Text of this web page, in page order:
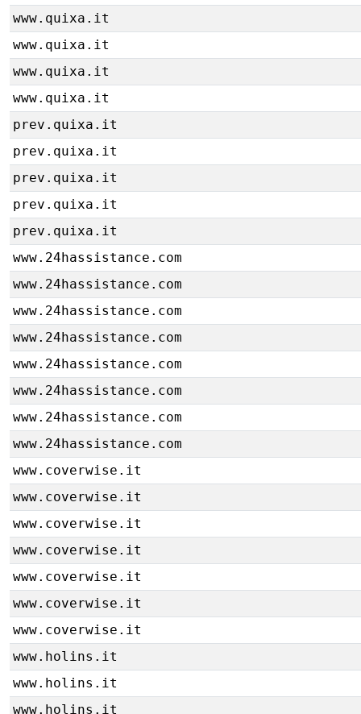
www.quixa.it
www.quixa.it
www.quixa.it
www.quixa.it
prev.quixa.it
prev.quixa.it
prev.quixa.it
prev.quixa.it
prev.quixa.it
www.24hassistance.com
www.24hassistance.com
www.24hassistance.com
www.24hassistance.com
www.24hassistance.com
www.24hassistance.com
www.24hassistance.com
www.24hassistance.com
www.coverwise.it
www.coverwise.it
www.coverwise.it
www.coverwise.it
www.coverwise.it
www.coverwise.it
www.coverwise.it
www.holins.it
www.holins.it
www.holins.it